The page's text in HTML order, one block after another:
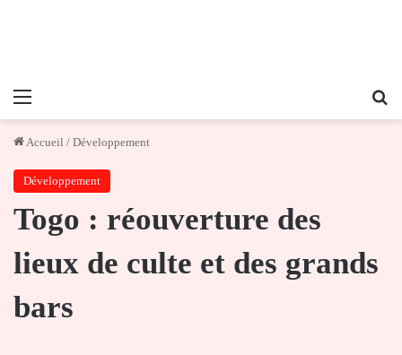
Menu
Accueil / Développement
Développement
Togo : réouverture des
lieux de culte et des grands
bars